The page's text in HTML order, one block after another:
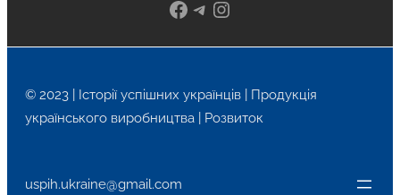
Facebook
Telegram
Instagram
© 2023 | Історії успішних українців | Продукція
українського виробництва | Розвиток
uspih.ukraine@gmail.com